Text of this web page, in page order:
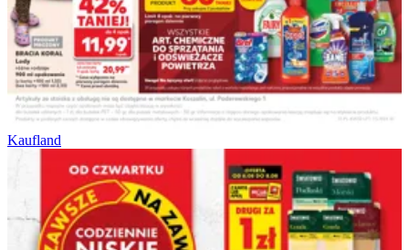
Kaufland